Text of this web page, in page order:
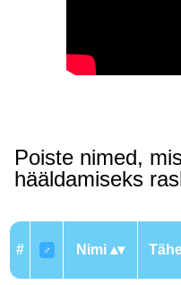
Poiste nimed,
hääldamiseks
# ♂ Nimi